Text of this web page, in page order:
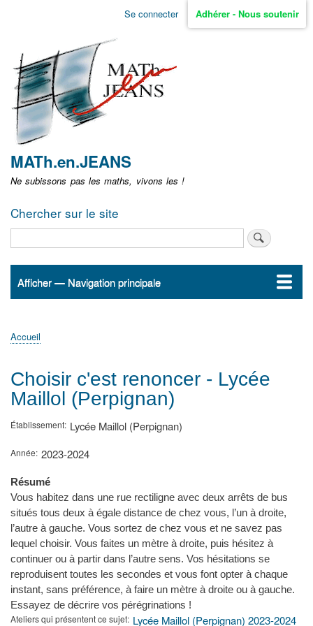
Aller
non
identifié
Se connecter Adhérer - Nous soutenir
MATh.en.JEANS
Ne subissons pas les maths, vivons les !
Chercher sur le site
Navigation
Afficher — Navigation principale
Accueil
ActualitésMATh.en.JEANS ?
Régions et Ateliers
Créer, gérer un atelier
Sujets/Publications
Congrès
d'Ariane
Accueil
Choisir c'est renoncer - Lycée
Maillol (Perpignan)
Établissement Lycée Maillol (Perpignan)
Année 2023-2024
Résumé
Vous habitez dans une rue rectiligne avec deux arrêts de bus
situés tous deux à égale distance de chez vous, l’un à droite,
l’autre à gauche. Vous sortez de chez vous et ne savez pas
lequel choisir. Vous faites un mètre à droite, puis hésitez à
continuer ou à partir dans l’autre sens. Vos hésitations se
reproduisent toutes les secondes et vous font opter à chaque
instant, sans préférence, à faire un mètre à droite ou à gauche.
Essayez de décrire vos pérégrinations !
Ateliers qui présentent ce sujet Lycée Maillol (Perpignan) 2023-2024